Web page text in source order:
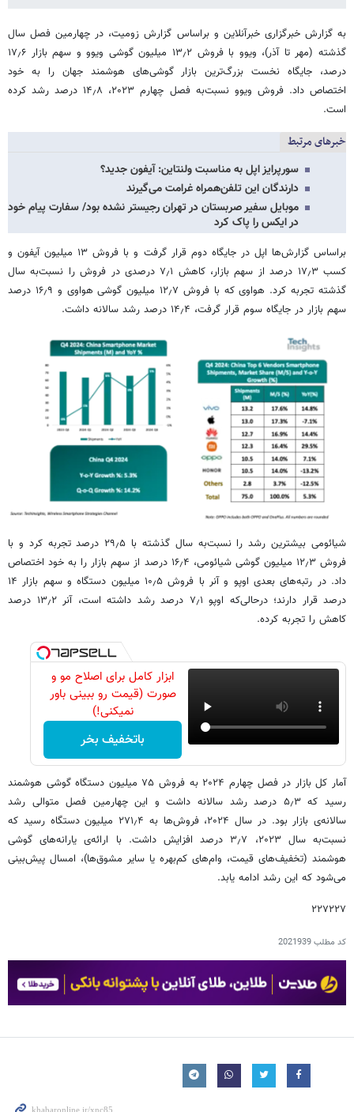
به گزارش خبرگزاری خبرآنلاین و براساس گزارش زومیت، در چهارمین فصل سال
گذشته (مهر تا آذر)، ویوو با فروش ۱۳٫۲ میلیون گوشی ویوو و سهم بازار ۱۷٫۶
درصد، جایگاه نخست بزرگ‌ترین بازار گوشی‌های هوشمند جهان را به خود
اختصاص داد. فروش ویوو نسبت‌به فصل چهارم ۲۰۲۳، ۱۴٫۸ درصد رشد کرده
است.
خبرهای مرتبط
سورپرایز اپل به مناسبت ولنتاین: آیفون جدید؟
دارندگان این تلفن‌همراه غرامت می‌گیرند
موبایل سفیر صربستان در تهران رجیستر نشده بود/ سفارت پیام خود
در ایکس را پاک کرد
براساس گزارش‌ها اپل در جایگاه دوم قرار گرفت و با فروش ۱۳ میلیون آیفون و
کسب ۱۷٫۳ درصد از سهم بازار، کاهش ۷٫۱ درصدی در فروش‌ را نسبت‌به سال
گذشته تجربه کرد. هواوی که با فروش ۱۲٫۷ میلیون گوشی هواوی و ۱۶٫۹ درصد
سهم بازار در جایگاه سوم قرار گرفت، ۱۴٫۴ درصد رشد سالانه داشت.
شیائومی بیشترین رشد را نسبت‌به سال گذشته با ۲۹٫۵ درصد تجربه کرد و با
فروش ۱۲٫۳ میلیون گوشی شیائومی، ۱۶٫۴ درصد از سهم بازار را به خود اختصاص
داد. در رتبه‌های بعدی اوپو و آنر با فروش ۱۰٫۵ میلیون دستگاه و سهم بازار ۱۴
درصد قرار دارند؛ درحالی‌که اوپو ۷٫۱ درصد رشد داشته است، آنر ۱۳٫۲ درصد
کاهش را تجربه کرده.
ابزار کامل برای اصلاح مو و
صورت (قیمت رو ببینی باور
نمیکنی!)
باتخفیف بخر
آمار کل بازار در فصل چهارم ۲۰۲۴ به فروش ۷۵ میلیون دستگاه گوشی هوشمند
رسید که ۵٫۳ درصد رشد سالانه داشت و این چهارمین فصل متوالی رشد
سالانه‌ی بازار بود. در سال ۲۰۲۴، فروش‌ها به ۲۷۱٫۴ میلیون دستگاه رسید که
نسبت‌به سال ۲۰۲۳، ۳٫۷ درصد افزایش داشت. با ارائه‌ی یارانه‌های گوشی
هوشمند (تخفیف‌های قیمت، وام‌های کم‌بهره یا سایر مشوق‌ها)، امسال پیش‌بینی
می‌شود که این رشد ادامه یابد.
۲۲۷۲۲۷
کد مطلب2021939